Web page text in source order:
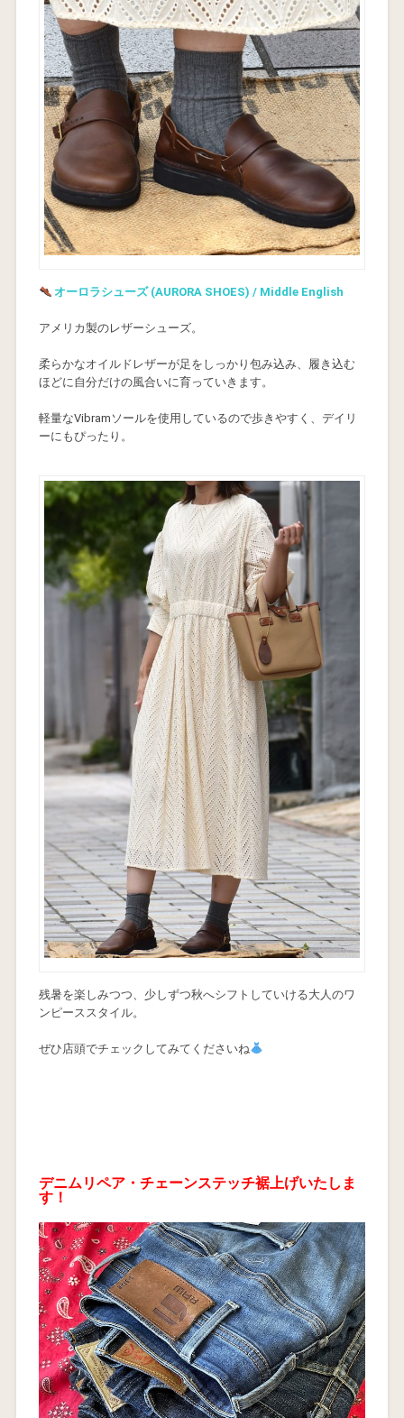
オーロラシューズ (AURORA SHOES) / Middle English
アメリカ製のレザーシューズ。
柔らかなオイルドレザーが足をしっかり包み込み、履き込む
ほどに自分だけの風合いに育っていきます。
軽量なVibramソールを使用しているので歩きやすく、デイリ
ーにもぴったり。
残暑を楽しみつつ、少しずつ秋へシフトしていける大人のワ
ンピーススタイル。
ぜひ店頭でチェックしてみてくださいね
デニムリペア・チェーンステッチ裾上げいたしま
す！